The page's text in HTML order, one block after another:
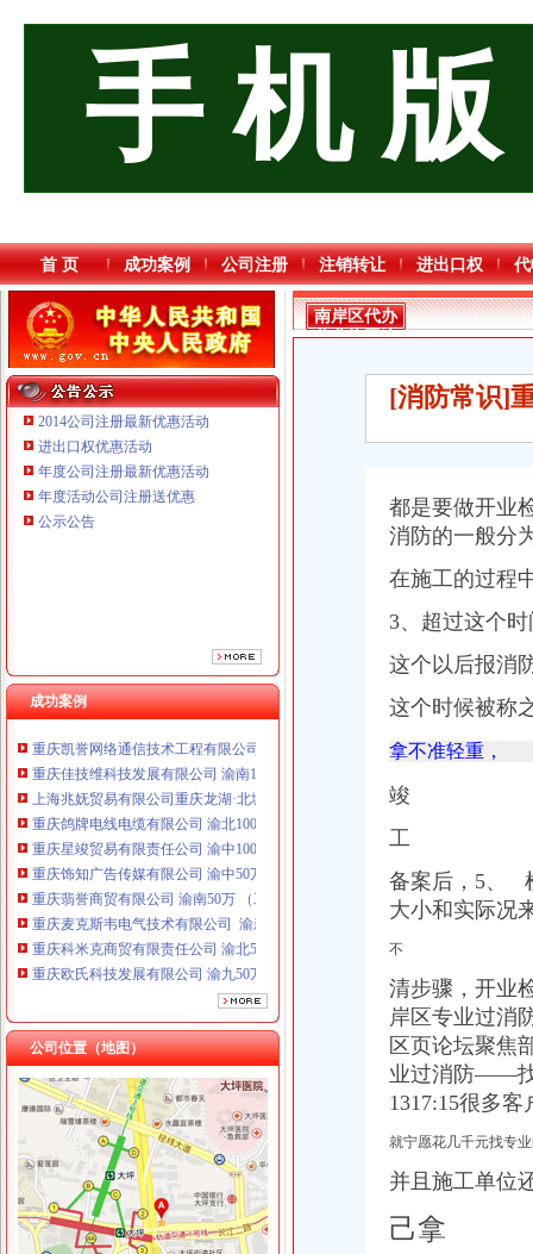
手 机 版
首 页 成功案例 公司注册 注销转让 进出口权
2014公司注册最新优惠活动
进出口权优惠活动
年度公司注册最新优惠活动
年度活动公司注册送优惠
公示公告
成功案例
重庆鸽牌电线电缆有限公司 渝北10010万 (进出口权)
重庆科米克商贸有限责任公司 渝北50万 （工商注册）
重庆欧氏科技发展有限公司 渝九50万 （进出口权）
重庆嘉天琪科技有限公司 渝北30万 （工商注册）
重庆佳技维科技发展有限公司 渝南100万 （进出口权）
上海兆妩贸易有限公司重庆龙湖·北城天街分公司 （工商注册）
重庆鸽牌电线电缆有限公司 渝北10010万 (进出口权)
重庆星竣贸易有限责任公司 渝中100万 （进出口权）
重庆饰知广告传媒有限公司 渝中50万 （工商注册）
重庆翡誉商贸有限公司 渝南50万 （工商注册）
重庆麦克斯韦电气技术有限公司 渝新 （工商注册）
重庆科米克商贸有限责任公司 渝北50万 （工商注册）
重庆欧氏科技发展有限公司 渝九50万 （进出口权）
重庆嘉天琪科技有限公司 渝北30万 （工商注册）
重庆凯誉网络通信技术工程有限公司 渝中300万 （工商变更）
重庆佳技维科技发展有限公司 渝南100万 （进出口权）
上海兆妩贸易有限公司重庆龙湖·北城天街分公司 （工商注册）
公司位置（地图）
南岸区代办营业执照流程
代理公司注册_公司变更_工商注册代理代办_注册公司流程及费用-重庆
百业网_为企业,做推广
南岸区代办
营业执照流
[消防常识]
都是要做开业
消防的一般分
在施工的过程
3、超过这个
这个以后报消
这个时候被称
拿不准轻重，
竣
工
备案后，5、
大小和实际况
不
清步骤，开业
岸区专业过消
区页论坛聚焦
业过消防——找
1317:15很多
就宁愿花几千元找专
并且施工单位
己拿